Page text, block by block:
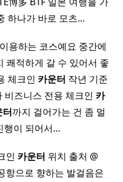
하나가 바로 모츠…
용하는 코스예요 중간에
쾌적하게 갈 수 있어서 좋
체크인 카운터 작년 기준
비즈니스 전용 체크인 카
터까지 걸어가는 건 좀 멀
행이 되어서…
인 카운터 위치 출처 @
으로 향하는 발걸음은